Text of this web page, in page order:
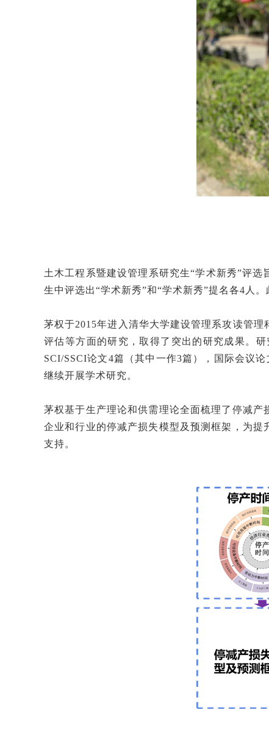
土木工程系暨建设管理系研究生“学术新秀”评
生中评选出“学术新秀”和“学术新秀”提名各4人
茅权于2015年进入清华大学建设管理系攻读管
评估等方面的研究，取得了突出的研究成果。
SCI/SSCI论文4篇（其中一作3篇），国际会议
继续开展学术研究。
茅权基于生产理论和供需理论全面梳理了停减
企业和行业的停减产损失模型及预测框架，为
支持。